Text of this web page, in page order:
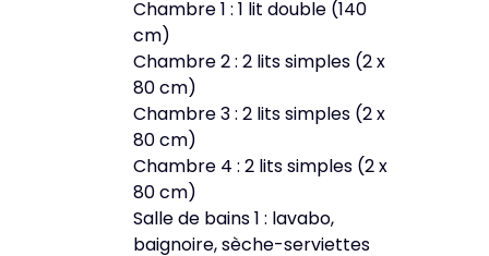
Chambre 1 : 1 lit double (140
cm)
Chambre 2 : 2 lits simples (2 x
80 cm)
Chambre 3 : 2 lits simples (2 x
80 cm)
Chambre 4 : 2 lits simples (2 x
80 cm)
Salle de bains 1 : lavabo,
baignoire, sèche-serviettes